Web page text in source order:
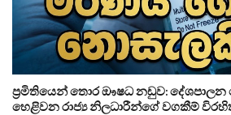
ප්‍රමිතියෙන් තොර ඖෂධ නඩුව:
හෙළිවන රාජ්‍ය නිලධාරීන්ගේ වගකීම්